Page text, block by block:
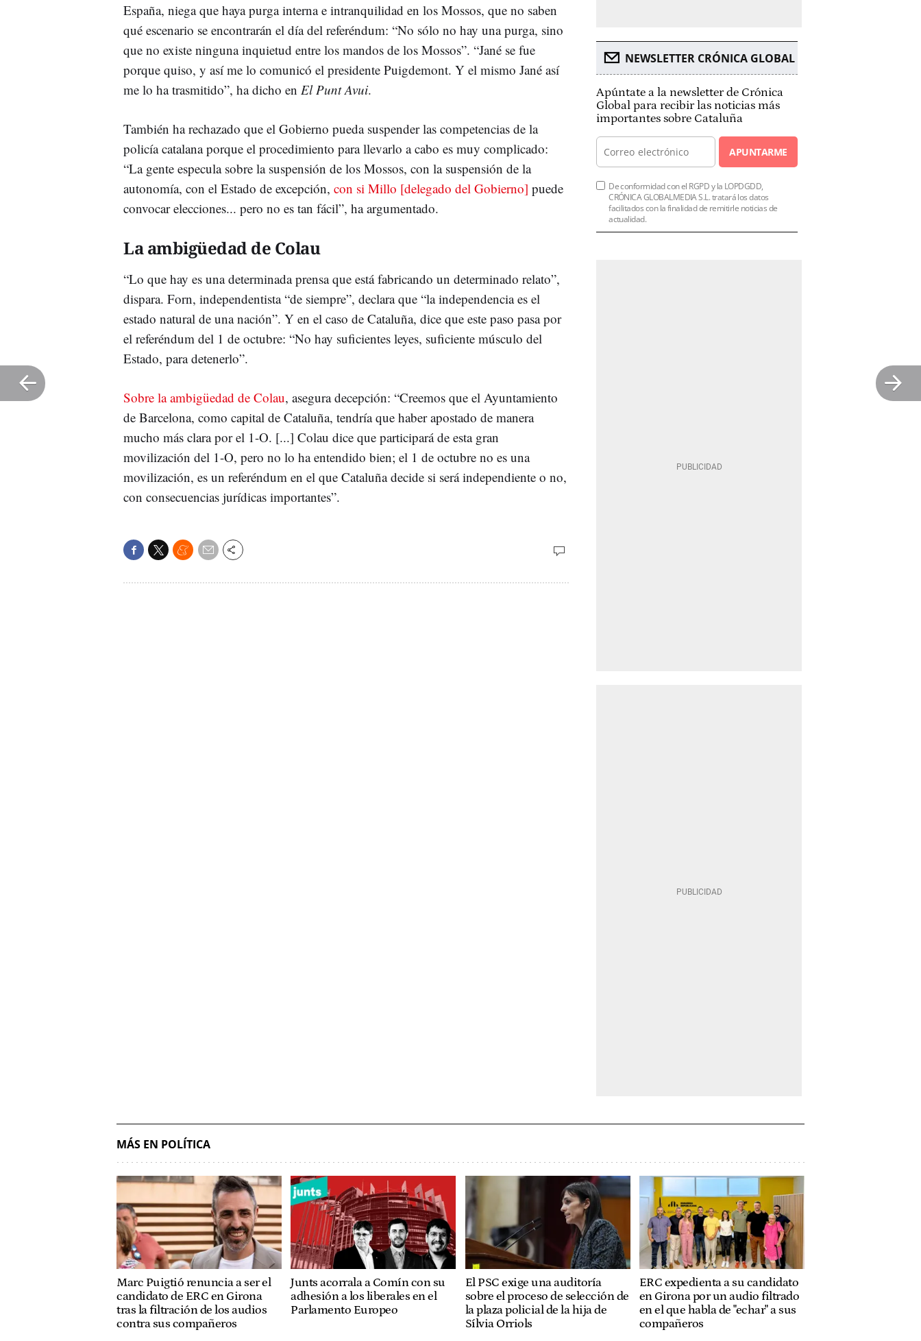
España, niega que haya purga interna e intranquilidad en los Mossos, que no saben
qué escenario se encontrarán el día del referéndum: “No sólo no hay una purga, sino
que no existe ninguna inquietud entre los mandos de los Mossos”. “Jané se fue
porque quiso, y así me lo comunicó el presidente Puigdemont. Y el mismo Jané así
me lo ha trasmitido”, ha dicho en El Punt Avui.
También ha rechazado que el Gobierno pueda suspender las competencias de la
policía catalana porque el procedimiento para llevarlo a cabo es muy complicado:
“La gente especula sobre la suspensión de los Mossos, con la suspensión de la
autonomía, con el Estado de excepción, con si Millo [delegado del Gobierno] puede
convocar elecciones... pero no es tan fácil”, ha argumentado.
La ambigüedad de Colau
“Lo que hay es una determinada prensa que está fabricando un determinado relato”,
dispara. Forn, independentista “de siempre”, declara que “la independencia es el
estado natural de una nación”. Y en el caso de Cataluña, dice que este paso pasa por
el referéndum del 1 de octubre: “No hay suficientes leyes, suficiente músculo del
Estado, para detenerlo”.
Sobre la ambigüedad de Colau, asegura decepción: “Creemos que el Ayuntamiento
de Barcelona, como capital de Cataluña, tendría que haber apostado de manera
mucho más clara por el 1-O. [...] Colau dice que participará de esta gran
movilización del 1-O, pero no lo ha entendido bien; el 1 de octubre no es una
movilización, es un referéndum en el que Cataluña decide si será independiente o no,
con consecuencias jurídicas importantes”.
NEWSLETTER CRÓNICA GLOBAL
Apúntate a la newsletter de Crónica
Global para recibir las noticias más
importantes sobre Cataluña
APUNTARME
De conformidad con el RGPD y la LOPDGDD,
CRÓNICA GLOBALMEDIA S.L. tratará los datos
facilitados con la finalidad de remitirle noticias de
actualidad.
MÁS EN POLÍTICA
Marc Puigtió renuncia a ser el
candidato de ERC en Girona
tras la filtración de los audios
contra sus compañeros
Junts acorrala a Comín con su
adhesión a los liberales en el
Parlamento Europeo
El PSC exige una auditoría
sobre el proceso de selección de
la plaza policial de la hija de
Sílvia Orriols
ERC expedienta a su candidato
en Girona por un audio filtrado
en el que habla de "echar" a sus
compañeros